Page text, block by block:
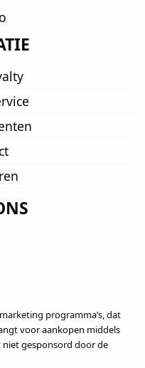
programma’s, dat
voor aankopen middels
niet gesponsord door de